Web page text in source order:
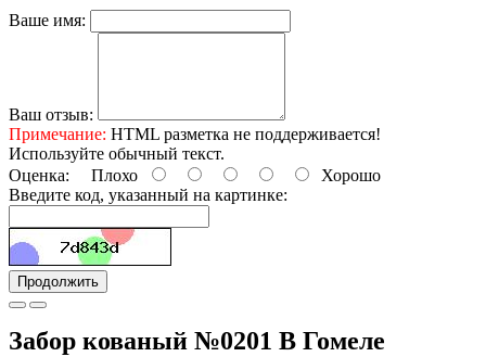
Ваше имя:
Ваш отзыв:
Примечание: HTML разметка не поддерживается!
Используйте обычный текст.
Оценка: Плохо
Хорошо
Введите код, указанный на картинке:
Продолжить
Забор кованый №0201 В Гомеле